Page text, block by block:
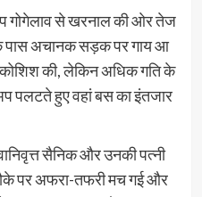
गोगेलाव से खरनाल की ओर तेज
पास अचानक सड़क पर गाय आ
की, लेकिन अधिक गति के
पलटते हुए वहां बस का इंतजार
सैनिक और उनकी पत्नी
पर अफरा-तफरी मच गई और